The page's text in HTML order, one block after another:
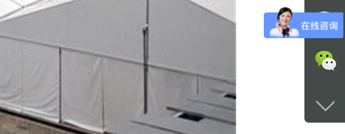
咨询